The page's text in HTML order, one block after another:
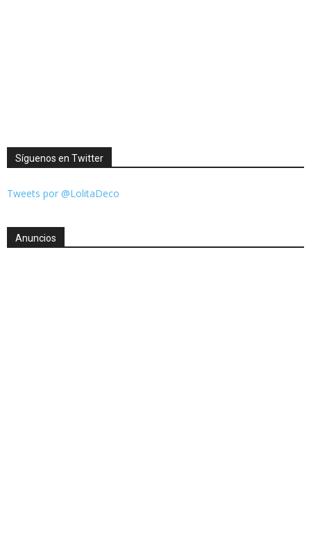
Síguenos en Twitter
Tweets por @LolitaDeco
Anuncios